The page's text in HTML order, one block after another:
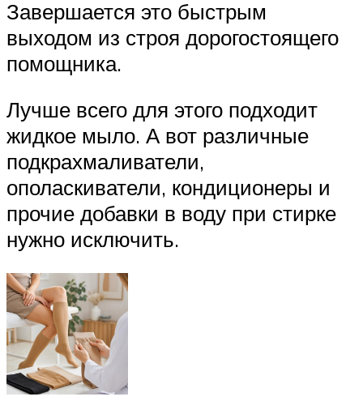
Завершается это быстрым
выходом из строя дорогостоящего
помощника.
Лучше всего для этого подходит
жидкое мыло. А вот различные
подкрахмаливатели,
ополаскиватели, кондиционеры и
прочие добавки в воду при стирке
нужно исключить.